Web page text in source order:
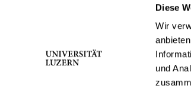
Diese
Wir
und